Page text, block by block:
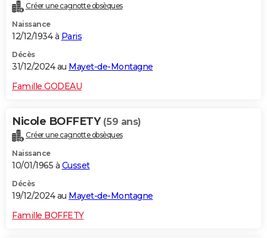
Créer une cagnotte obsèques
Naissance
12/12/1934 à Paris
Décès
31/12/2024 au Mayet-de-Montagne
Famille GODEAU
Nicole BOFFETY (59 ans)
Créer une cagnotte obsèques
Naissance
10/01/1965 à Cusset
Décès
19/12/2024 au Mayet-de-Montagne
Famille BOFFETY